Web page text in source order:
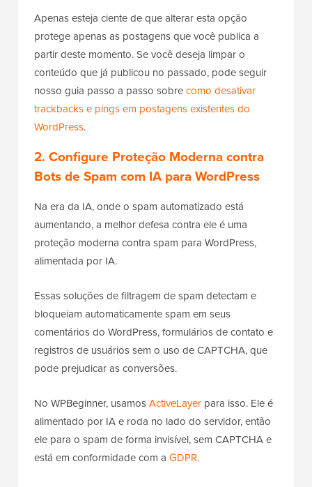
Apenas esteja ciente de que alterar esta opção
protege apenas as postagens que você publica a
partir deste momento. Se você deseja limpar o
conteúdo que já publicou no passado, pode seguir
nosso guia passo a passo sobrecomo desativar
trackbacks e pings em postagens existentes do
WordPress.
2. Configure Proteção Moderna contra
Bots de Spam com IA para WordPress
Na era da IA, onde o spam automatizado está
aumentando, a melhor defesa contra ele é uma
proteção moderna contra spam para WordPress,
alimentada por IA.
Essas soluções de filtragem de spam detectam e
bloqueiam automaticamente spam em seus
comentários do WordPress, formulários de contato e
registros de usuários sem o uso de CAPTCHA, que
pode prejudicar as conversões.
No WPBeginner, usamosActiveLayer para isso. Ele é
alimentado por IA e roda no lado do servidor, então
ele para o spam de forma invisível, sem CAPTCHA e
está em conformidade com a GDPR.